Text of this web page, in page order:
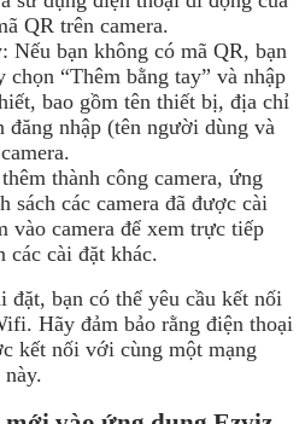
QR trên camera.
Nếu bạn không có mã QR, bạn
chọn “Thêm bằng tay” và nhập
bao gồm tên thiết bị, địa chỉ
đăng nhập (tên người dùng và
thành công camera, ứng
sách các camera đã được cài
vào camera để xem trực tiếp
các cài đặt khác.
bạn có thể yêu cầu kết nối
Hãy đảm bảo rằng điện thoại
kết nối với cùng một mạng